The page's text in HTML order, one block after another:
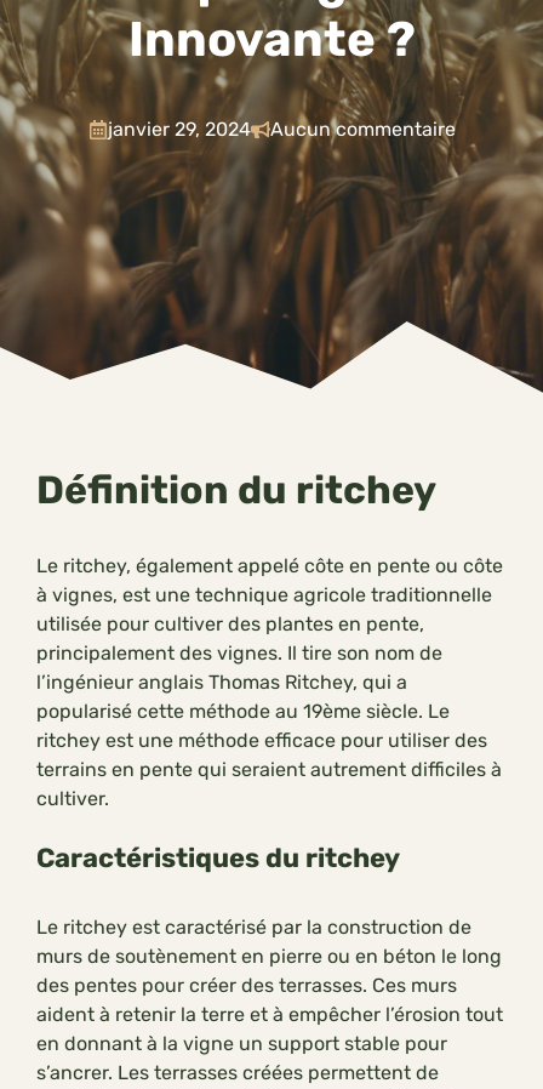
Innovante ?
janvier 29, 2024 Aucun commentaire
Définition du ritchey
Le ritchey, également appelé côte en pente ou côte
à vignes, est une technique agricole traditionnelle
utilisée pour cultiver des plantes en pente,
principalement des vignes. Il tire son nom de
l’ingénieur anglais Thomas Ritchey, qui a
popularisé cette méthode au 19ème siècle. Le
ritchey est une méthode efficace pour utiliser des
terrains en pente qui seraient autrement difficiles à
cultiver.
Caractéristiques du ritchey
Le ritchey est caractérisé par la construction de
murs de soutènement en pierre ou en béton le long
des pentes pour créer des terrasses. Ces murs
aident à retenir la terre et à empêcher l’érosion tout
en donnant à la vigne un support stable pour
s’ancrer. Les terrasses créées permettent de